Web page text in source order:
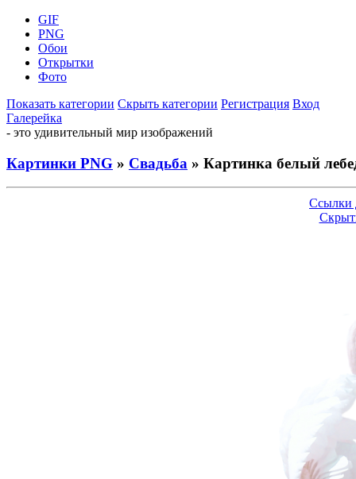
GIF
PNG
Обои
Открытки
Фото
Показать категории Скрыть категории Регистрация Вход
Галерейка
- это удивительный мир изображений
Картинки PNG » Свадьба » Картинка белый
Ссылки